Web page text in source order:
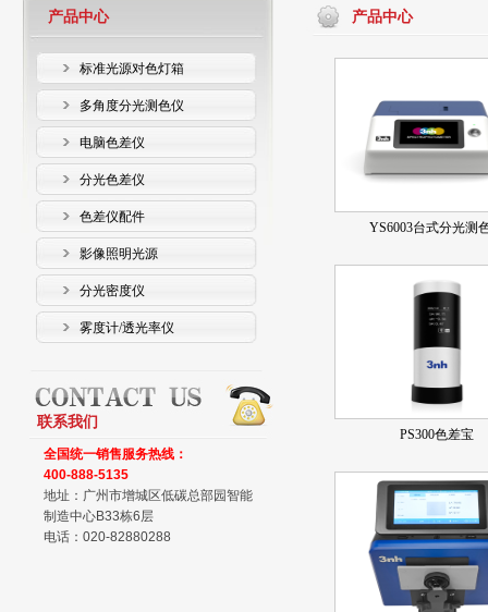
产品中心
标准光源对色灯箱
多角度分光测色仪
电脑色差仪
分光色差仪
色差仪配件
影像照明光源
分光密度仪
雾度计/透光率仪
联系我们
全国统一销售服务热线：
400-888-5135
地址：广州市增城区低碳总部园智能
制造中心B33栋6层
电话：020-82880288
产品中心
YS6003台式分光测
PS300色差宝